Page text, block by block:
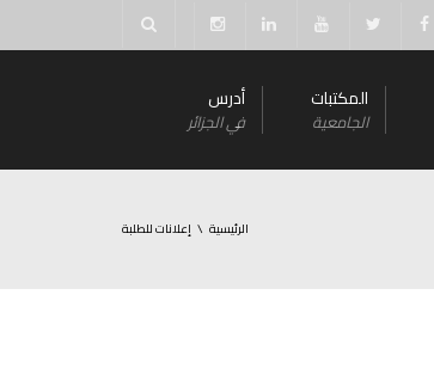
المكتبات
الجامعية
أدرس
في الجزائر
الرئيسية إعلانات للطلبة